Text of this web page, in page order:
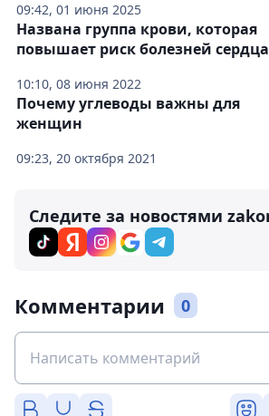
09:42, 01 июня 2025
10:10, 08 июня 2022
Названа группа крови, которая
повышает риск болезней сердца
09:23, 20 октября 2021
Почему углеводы важны для
женщин
Следите за новостями
Комментарии 0